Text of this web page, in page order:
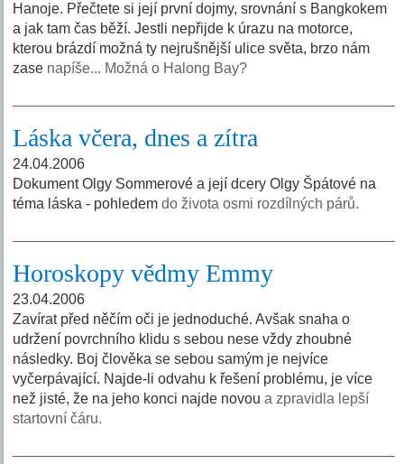
Hanoje. Přečtete si její první dojmy, srovnání s Bangkokem
a jak tam čas běží. Jestli nepřijde k úrazu na motorce,
kterou brázdí možná ty nejrušnější ulice světa, brzo nám
zase napíše... Možná o Halong Bay?
Láska včera, dnes a zítra
24.04.2006
Dokument Olgy Sommerové a její dcery Olgy Špátové na
téma láska - pohledemdo života osmi rozdílných párů.
Horoskopy vědmy Emmy
23.04.2006
Zavírat před něčím oči je jednoduché. Avšak snaha o
udržení povrchního klidu s sebou nese vždy zhoubné
následky. Boj člověka se sebou samým je nejvíce
vyčerpávající. Najde-li odvahu k řešení problému, je více
než jisté, že na jeho konci najde novoua zpravidla lepší
startovní čáru.